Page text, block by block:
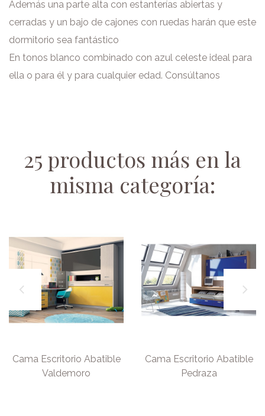
Además una parte alta con estanterías abiertas y
cerradas y un bajo de cajones con ruedas harán que este
dormitorio sea fantástico
En tonos blanco combinado con azul celeste ideal para
ella o para él y para cualquier edad. Consúltanos
25 productos más en la
misma categoría:
Cama Escritorio Abatible
Valdemoro
Cama Escritorio Abatible
Pedraza